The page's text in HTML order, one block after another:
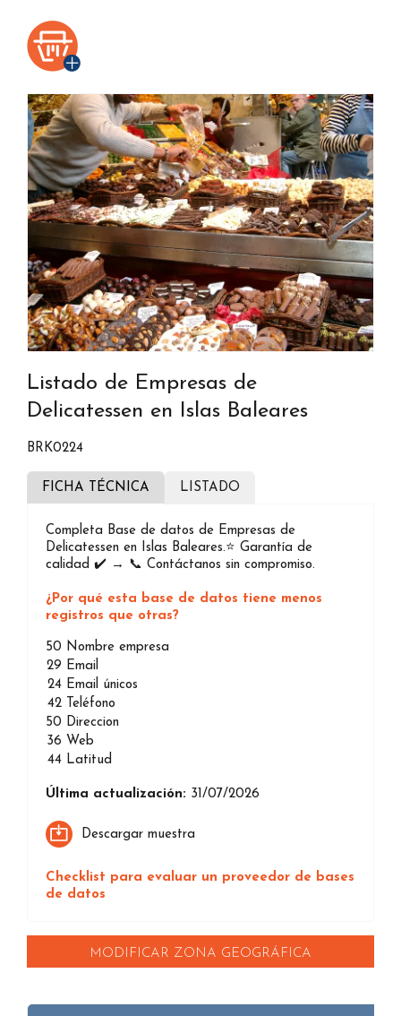
Listado de Empresas de
Delicatessen en Islas Baleares
BRK0224
FICHA TÉCNICA LISTADO
Completa Base de datos de Empresas de
Delicatessen en Islas Baleares.⭐️ Garantía de
calidad ✔️ → 📞 Contáctanos sin compromiso.
¿Por qué esta base de datos tiene menos
registros que otras?
50 Nombre empresa
29 Email
24 Email únicos
42
Teléfono
50 Direccion
36 Web
44 Latitud
Última actualización: 31/07/2026
Descargar muestra
Checklist para evaluar un proveedor de bases
de datos
MODIFICAR ZONA GEOGRÁFICA